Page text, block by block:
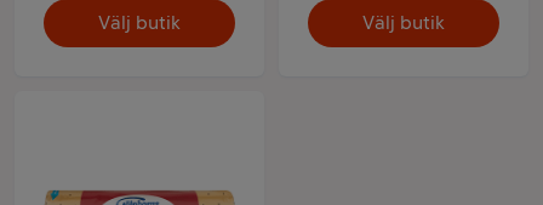
Välj butik Välj butik